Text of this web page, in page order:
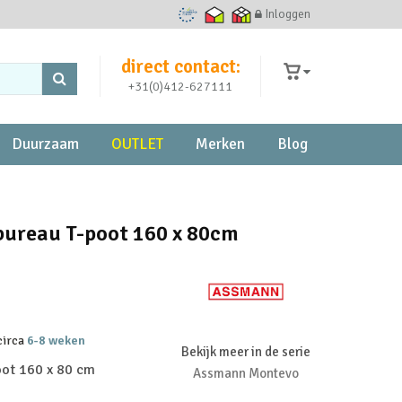
Ecommerce Europe Trustmark
Thuiswinkel waarborg
Thuiswinkel zakelijk
Inloggen
direct contact:
+31(0)412-627111
Duurzaam OUTLET Merken Blog
T-poot 160 x 80cm
Bekijk meer in de serie
Assmann Montevo
6-8 weken
160 x 80 cm